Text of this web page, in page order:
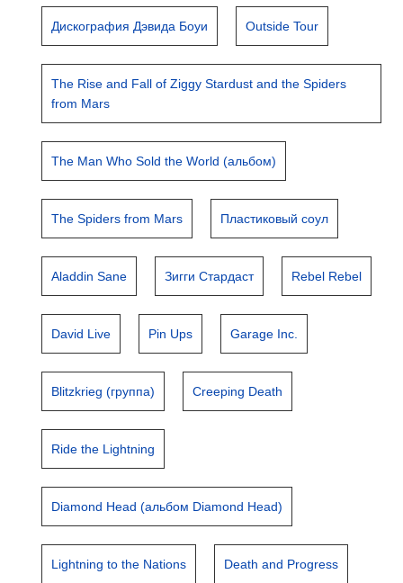
Дискография Дэвида Боуи Outside Tour
The Rise and Fall of Ziggy Stardust and the Spiders
from Mars
The Man Who Sold the World (альбом)
The Spiders from Mars Пластиковый соул
Aladdin Sane Зигги Стардаст Rebel Rebel
David Live Pin Ups Garage Inc.
Blitzkrieg (группа) Creeping Death
Ride the Lightning
Diamond Head (альбом Diamond Head)
Lightning to the Nations Death and Progress